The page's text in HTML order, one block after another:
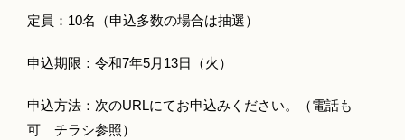
定員：10名（申込多数の場合は抽選）
申込期限：令和7年5月13日（火）
申込方法：次のURLにてお申込みください。（電話も
可 チラシ参照）